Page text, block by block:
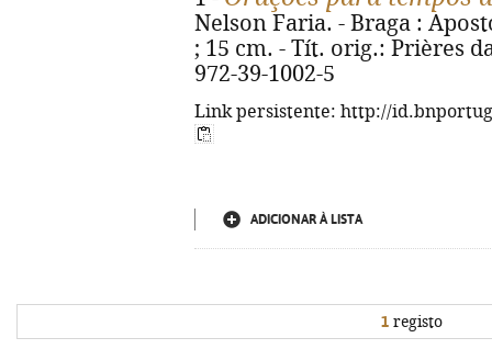
Nelson Faria. - Braga :
; 15 cm. - Tít. orig.: Prières
972-39-1002-5
Link persistente: http://
ADICIONAR À LISTA
1 registo